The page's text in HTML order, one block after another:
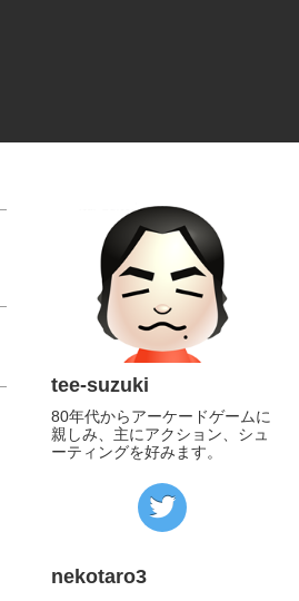
tee-suzuki
80年代からアーケードゲームに
親しみ、主にアクション、シュ
ーティングを好みます。
https://
の
nekotaro3